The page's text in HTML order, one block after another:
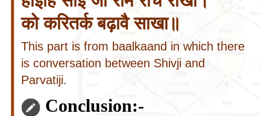
को करितर्क बढ़ावै साखा॥
This part is from baalkaand in which there
is conversation between Shivji and
Parvatiji.
Conclusion:-